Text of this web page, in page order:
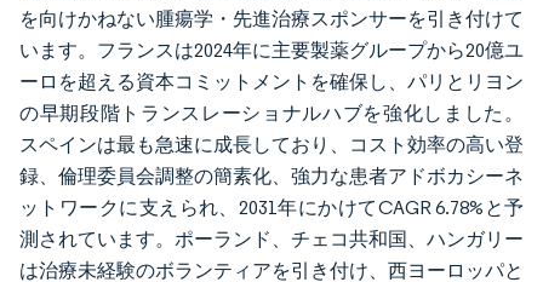
を向けかねない腫瘍学・先進治療スポンサーを引き付けて
います。フランスは2024年に主要製薬グループから20億ユ
ーロを超える資本コミットメントを確保し、パリとリヨン
の早期段階トランスレーショナルハブを強化しました。
スペインは最も急速に成長しており、コスト効率の高い登
録、倫理委員会調整の簡素化、強力な患者アドボカシーネ
ットワークに支えられ、2031年にかけてCAGR 6.78%と予
測されています。ポーランド、チェコ共和国、ハンガリー
は治療未経験のボランティアを引き付け、西ヨーロッパと